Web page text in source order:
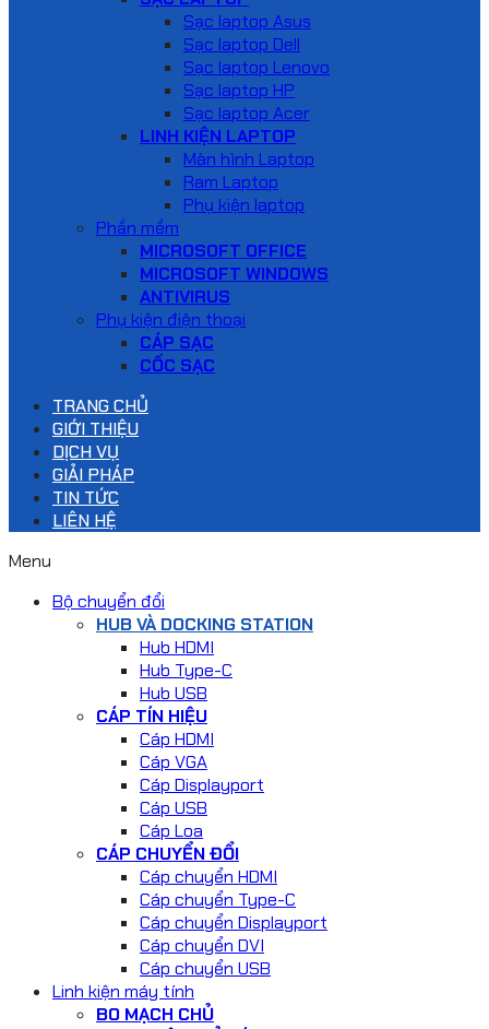
Sạc laptop Asus
Sạc laptop Dell
Sạc laptop Lenovo
Sạc laptop HP
Sạc laptop Acer
LINH KIỆN LAPTOP
Màn hình Laptop
Ram Laptop
Phụ kiện laptop
Phần mềm
MICROSOFT OFFICE
MICROSOFT WINDOWS
ANTIVIRUS
Phụ kiện điện thoại
CÁP SẠC
CỐC SẠC
TRANG CHỦ
GIỚI THIỆU
DỊCH VỤ
GIẢI PHÁP
TIN TỨC
LIÊN HỆ
Menu
Bộ chuyển đổi
HUB VÀ DOCKING STATION
Hub HDMI
Hub Type-C
Hub USB
CÁP TÍN HIỆU
Cáp HDMI
Cáp VGA
Cáp Displayport
Cáp USB
Cáp Loa
CÁP CHUYỂN ĐỔI
Cáp chuyển HDMI
Cáp chuyển Type-C
Cáp chuyển Displayport
Cáp chuyển DVI
Cáp chuyển USB
Linh kiện máy tính
BO MẠCH CHỦ